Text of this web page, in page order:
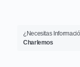
¿Necesitas
Charlemos